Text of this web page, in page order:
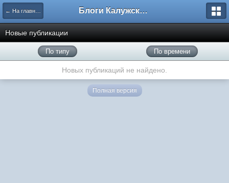
← На главную Блоги Калужского перекрестка
Новые публикации
По типу По времени
Новых публикаций не найдено.
Полная версия